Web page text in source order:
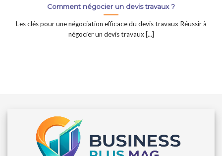
Comment négocier un devis travaux ?
Les clés pour une négociation efficace du devis travaux Réussir à
négocier un devis travaux [...]